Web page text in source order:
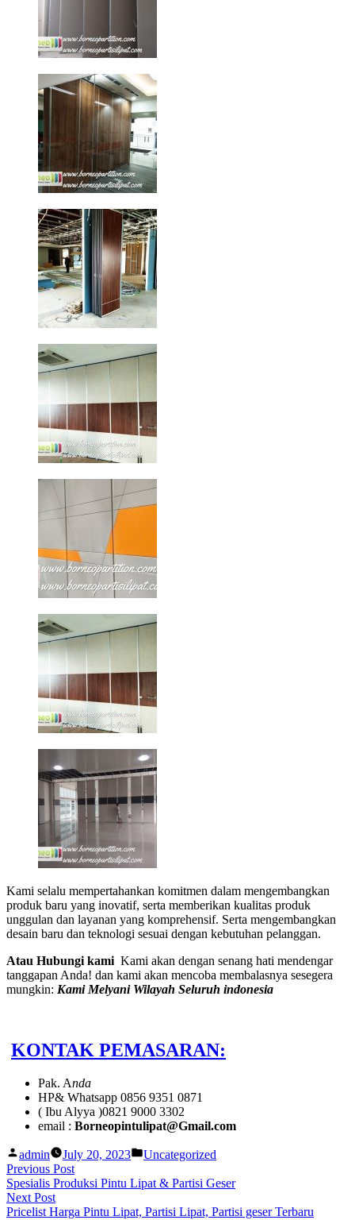
Kami selalu mempertahankan komitmen dalam mengembangkan
produk baru yang inovatif, serta memberikan kualitas produk
unggulan dan layanan yang komprehensif. Serta mengembangkan
desain baru dan teknologi sesuai dengan kebutuhan pelanggan.
Atau Hubungi kami Kami akan dengan senang hati mendengar
tanggapan Anda! dan kami akan mencoba membalasnya sesegera
mungkin: Kami Melyani Wilayah Seluruh indonesia
KONTAK PEMASARAN:
Pak. Anda
HP& Whatsapp 0856 9351 0871
( Ibu Alyya )0821 9000 3302
email : Borneopintulipat@Gmail.com
Posted
by
admin July 20, 2023
Posted
Uncategorized
Post
navigation
Previous PostPrevious
post:
Spesialis Produksi Pintu Lipat & Partisi Geser
Next PostNext
post:
Pricelist Harga Pintu Lipat, Partisi Lipat, Partisi geser Terbaru